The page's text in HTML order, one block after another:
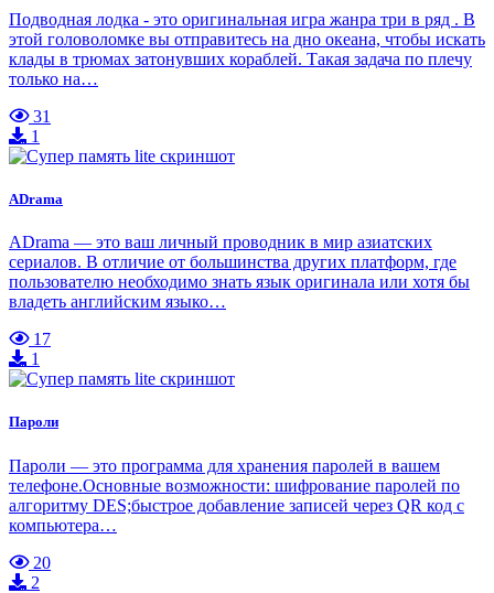
Подводная лодка - это оригинальная игра жанра три в ряд . В
этой головоломке вы отправитесь на дно океана, чтобы искать
клады в трюмах затонувших кораблей. Такая задача по плечу
только на…
31
1
ADrama
ADrama — это ваш личный проводник в мир азиатских
сериалов. В отличие от большинства других платформ, где
пользователю необходимо знать язык оригинала или хотя бы
владеть английским языко…
17
1
Пароли
Пароли — это программа для хранения паролей в вашем
телефоне.Основные возможности: шифрование паролей по
алгоритму DES;быстрое добавление записей через QR код с
компьютера…
20
2